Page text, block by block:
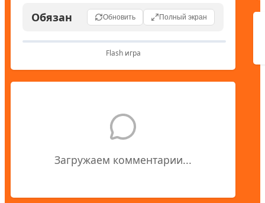
Обязан Обновить Полный экран
Flash игра
Загружаем комментарии...